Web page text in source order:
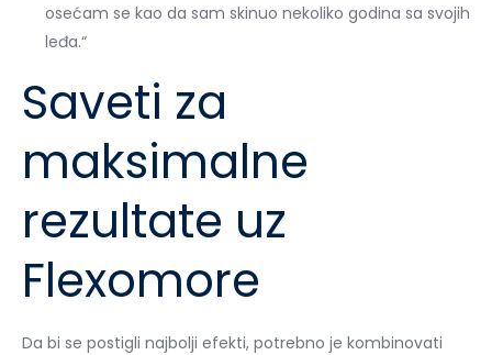
osećam se kao da sam skinuo nekoliko godina sa svojih
leđa.“
Saveti za
maksimalne
rezultate uz
Flexomore
Da bi se postigli najbolji efekti, potrebno je kombinovati